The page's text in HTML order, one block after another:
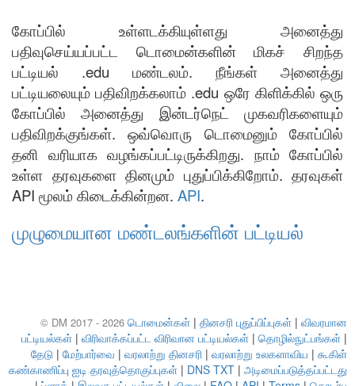
கோப்பில் உள்ளடக்கியுள்ளது அனைத்து
பதிவுசெய்யப்பட்ட டொமைன்களின் மிகச் சிறந்த
பட்டியல் .edu மண்டலம். நீங்கள் அனைத்து
பட்டியலையும் பதிவிறக்கலாம் .edu ஒரே கிளிக்கில் ஒரு
கோப்பில் அனைத்து இன்டர்நெட் முகவரிகளையும்
பதிவிறக்குங்கள். ஒவ்வொரு டொமைனும் கோப்பில்
தனி வரியாக வழங்கப்பட்டிருக்கிறது. நாம் கோப்பில்
உள்ள தரவுகளை தினமும் புதுப்பிக்கிறோம். தரவுகள்
API மூலம் கிடைக்கின்றன. API.
முழுமையான மண்டலங்களின் பட்டியல்
© DM 2017 - 2026 டொமைன்கள் | தினசரி புதுப்பிப்புகள் | விவரமான
பட்டியல்கள் | விரிவாக்கப்பட்ட விரிவான பட்டியல்கள் | தொழில்நுட்பங்கள் |
தேடு | மேற்பார்வை | வரலாற்று தினசரி | வரலாற்று உலகளாவிய | கூகிள்
கண்காணிப்பு ஐடி தரவுத்தொகுப்புகள் | DNS TXT | அடிமைப்படுத்தப்பட்டது